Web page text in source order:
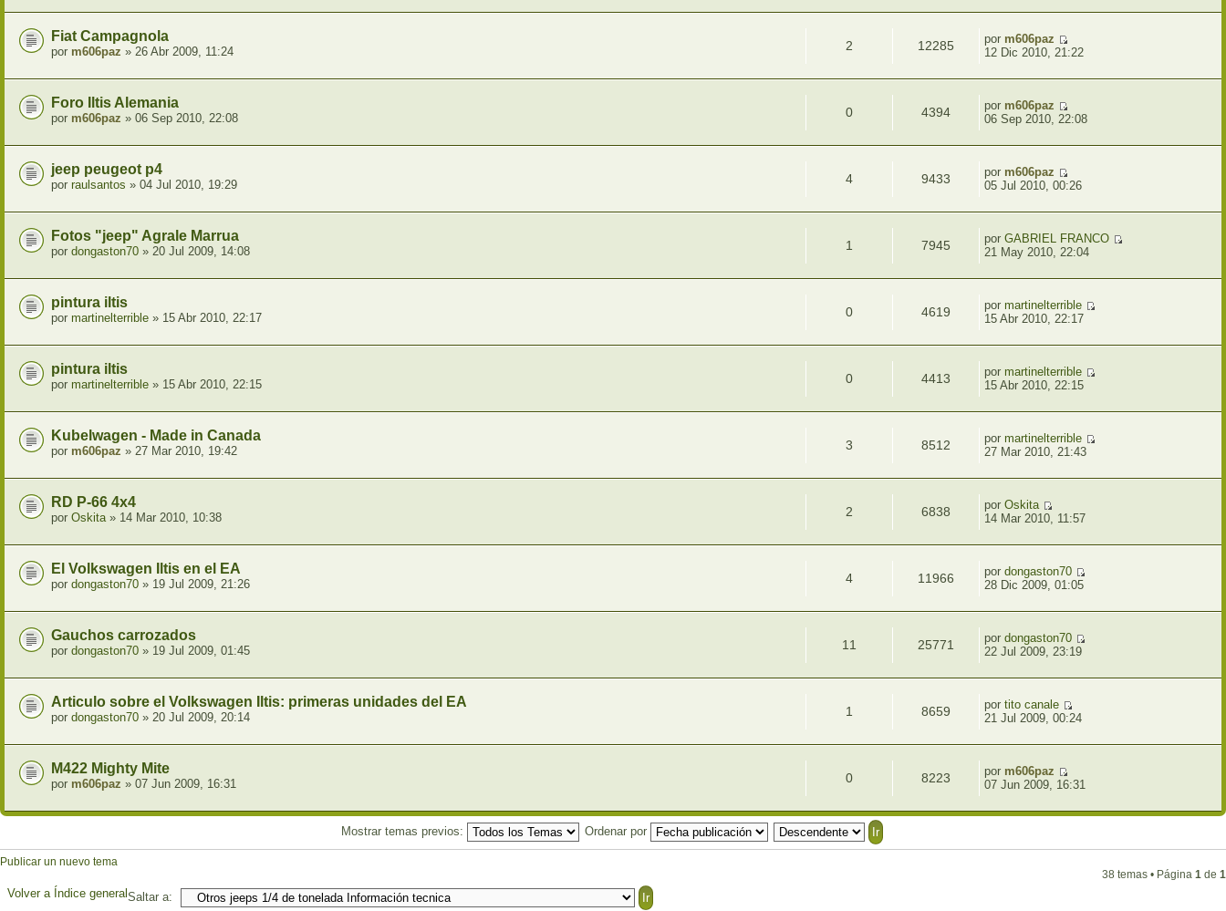
Fiat Campagnola
por m606paz » 26 Abr 2009, 11:24 2 12285 por m606paz
12 Dic 2010, 21:22
Foro Iltis Alemania
por m606paz » 06 Sep 2010, 22:08 0 4394 por m606paz
06 Sep 2010, 22:08
jeep peugeot p4
por raulsantos » 04 Jul 2010, 19:29 4 9433 por m606paz
05 Jul 2010, 00:26
Fotos "jeep" Agrale Marrua
por dongaston70 » 20 Jul 2009, 14:08 1 7945 por GABRIEL FRANCO
21 May 2010, 22:04
pintura iltis
por martinelterrible » 15 Abr 2010, 22:17 0 4619 por martinelterrible
15 Abr 2010, 22:17
pintura iltis
por martinelterrible » 15 Abr 2010, 22:15 0 4413 por martinelterrible
15 Abr 2010, 22:15
Kubelwagen - Made in Canada
por m606paz » 27 Mar 2010, 19:42 3 8512 por martinelterrible
27 Mar 2010, 21:43
RD P-66 4x4
por Oskita » 14 Mar 2010, 10:38 2 6838 por Oskita
14 Mar 2010, 11:57
El Volkswagen Iltis en el EA
por dongaston70 » 19 Jul 2009, 21:26 4 11966 por dongaston70
28 Dic 2009, 01:05
Gauchos carrozados
por dongaston70 » 19 Jul 2009, 01:45 11 25771 por dongaston70
22 Jul 2009, 23:19
Articulo sobre el Volkswagen Iltis: primeras unidades del EA
por dongaston70 » 20 Jul 2009, 20:14 1 8659 por tito canale
21 Jul 2009, 00:24
M422 Mighty Mite
por m606paz » 07 Jun 2009, 16:31 0 8223 por m606paz
07 Jun 2009, 16:31
Mostrar temas previos: Ordenar por
Publicar un nuevo tema
38 temas • Página 1 de 1
Volver a Índice generalSaltar a: